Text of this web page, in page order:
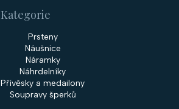
Kategorie
Prsteny
Náušnice
Náramky
Náhrdelníky
Přívěsky a medailony
Soupravy šperků